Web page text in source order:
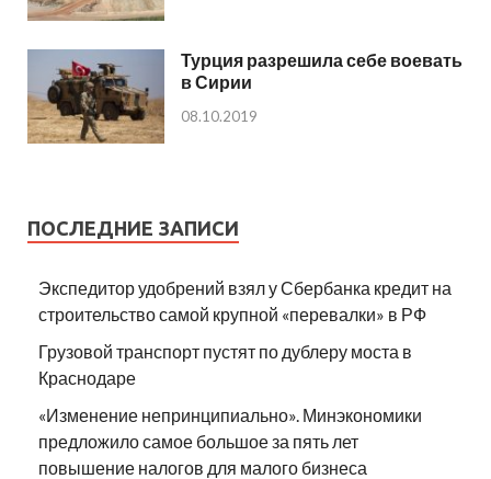
Турция разрешила себе воевать
в Сирии
08.10.2019
ПОСЛЕДНИЕ ЗАПИСИ
Экспедитор удобрений взял у Сбербанка кредит на
строительство самой крупной «перевалки» в РФ
Грузовой транспорт пустят по дублеру моста в
Краснодаре
«Изменение непринципиально». Минэкономики
предложило самое большое за пять лет
повышение налогов для малого бизнеса